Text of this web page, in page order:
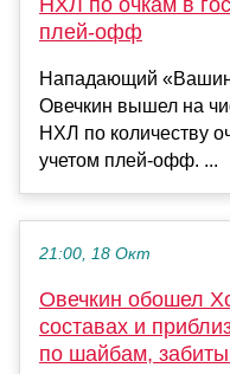
плей‑офф
Нападающий
Овечкин вышел на
НХЛ по количеству
учетом плей‑офф. ...
21:00, 18 Окт
Овечкин обошел
составах и
по шайбам,